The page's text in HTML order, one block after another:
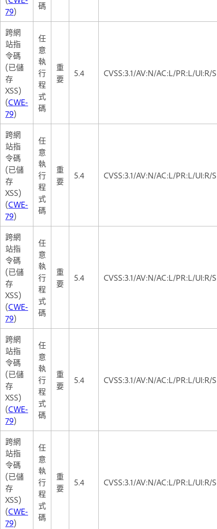
79) 碼
跨網
站指
令碼
(已儲
存
XSS)
(CWE-
79)
任
意
執
行
程
式
碼
重
要
5.4 CVSS:3.1/AV:N/AC:L/PR:L/UI:R/
跨網
站指
令碼
(已儲
存
XSS)
(CWE-
79)
任
意
執
行
程
式
碼
重
要
5.4 CVSS:3.1/AV:N/AC:L/PR:L/UI:R/
跨網
站指
令碼
(已儲
存
XSS)
(CWE-
79)
任
意
執
行
程
式
碼
重
要
5.4 CVSS:3.1/AV:N/AC:L/PR:L/UI:R/
跨網
站指
令碼
(已儲
存
XSS)
(CWE-
79)
任
意
執
行
程
式
碼
重
要
5.4 CVSS:3.1/AV:N/AC:L/PR:L/UI:R/
跨網
站指
令碼
(已儲
存
XSS)
(CWE-
79)
任
意
執
行
程
式
碼
重
要
5.4 CVSS:3.1/AV:N/AC:L/PR:L/UI:R/